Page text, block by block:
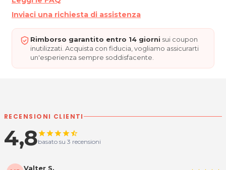
Per ulteriori informazioni sull'offerta o sulle modalità di
acquisto scrivi aposta@espevia.it.
Inviaci una richiesta di assistenza
Rimborso garantito entro 14 giorni sui coupon
inutilizzati. Acquista con fiducia, vogliamo assicurarti
un'esperienza sempre soddisfacente.
RECENSIONI CLIENTI
4,8starstarstarstarstar_half
basato su 3 recensioni
Valter S.